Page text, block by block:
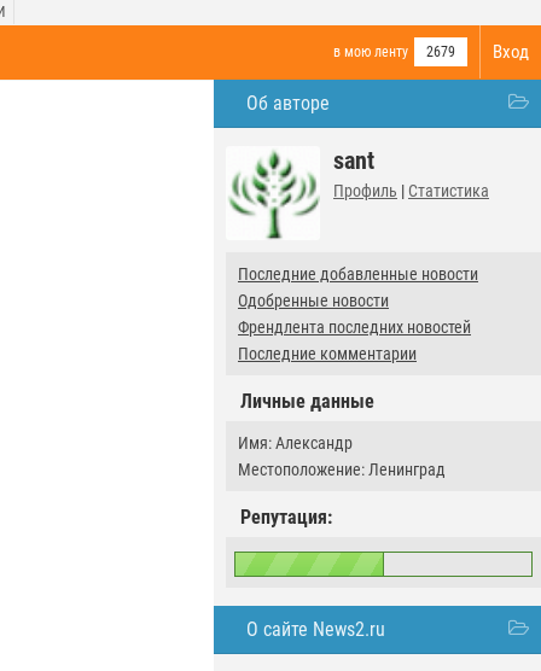
Вход
в мою ленту 2679
Об авторе
sant
Профиль | Статистика
Последние добавленные новости
Одобренные новости
Френдлента последних новостей
Последние комментарии
Личные данные
Имя: Александр
Местоположение: Ленинград
Репутация:
О сайте News2.ru